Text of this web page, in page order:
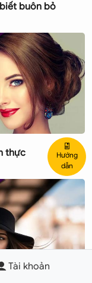
Tài khoản
buôn bỏ
thực
Hướng
dẫn